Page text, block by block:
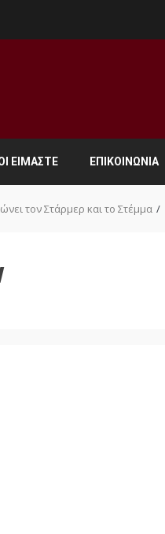
ΕΊΜΑΣΤΕ ΕΠΙΚΟΙΝΩΝΊΑ
τον Στάρμερ και το Στέμμα